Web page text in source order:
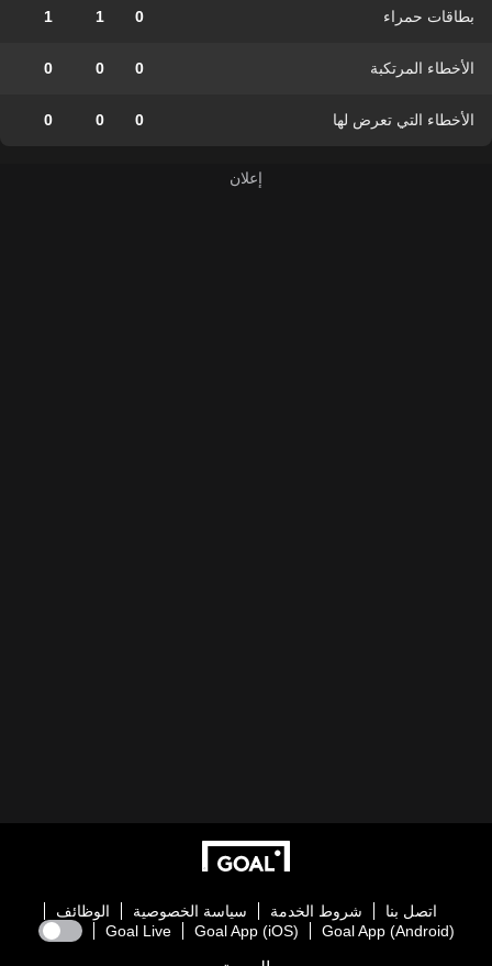
بطاقات حمراء 0
1
1
الأخطاء المرتكبة 0
0
0
الأخطاء التي تعرض لها 0
0
0
اتصل بنا شروط الخدمة سياسة الخصوصية
الوظائف
Goal App (Android)
Goal App (iOS)
Goal Live